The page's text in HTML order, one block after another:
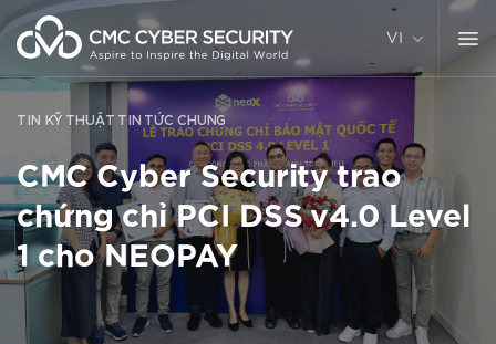
Chuyển
đến
nội
dung
VI
TIN KỸ THUẬT TIN TỨC CHUNG
CMC Cyber Security trao
chứng chỉ PCI DSS v4.0 Level
1 cho NEOPAY